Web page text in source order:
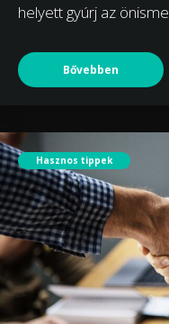
helyett gyúrj az
Bővebben
Hasznos tippek